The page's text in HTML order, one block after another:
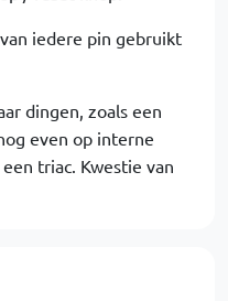
iedere pin gebruikt
dingen, zoals een
even op interne
triac. Kwestie van